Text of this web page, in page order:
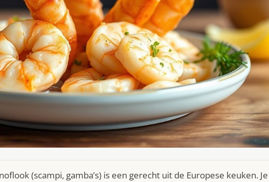
(scampi, gamba’s) is een gerecht uit de Europese keuken. Je